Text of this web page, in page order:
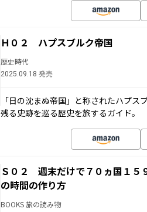
Ｈ０２ ハプスブルク帝国
歴史時代
2025.09.18 発売
「日の沈まぬ帝国」と称されたハプ
残る史跡を巡る歴史を旅するガイド。
Ｓ０２ 週末だけで７０ヵ国１５
の時間の作り方
BOOKS 旅の読み物